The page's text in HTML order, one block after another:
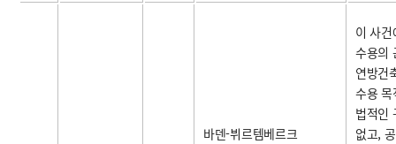
바덴-뷔르템베르크
이 사건
수용의
연방건
수용 목
법적인
없고,